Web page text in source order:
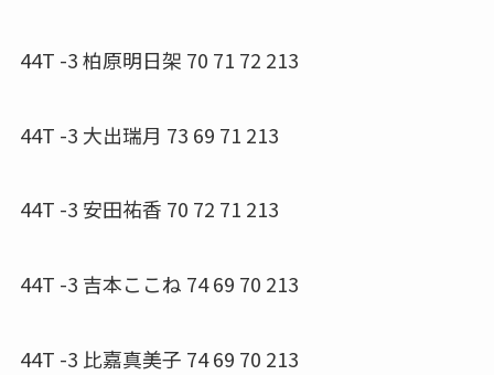
44T -3 柏原明日架 70 71 72 213
44T -3 大出瑞月 73 69 71 213
44T -3 安田祐香 70 72 71 213
44T -3 吉本ここね 74 69 70 213
44T -3 比嘉真美子 74 69 70 213